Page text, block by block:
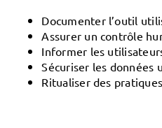
Documenter l’outil
Assurer un contrôle
Informer les
Sécuriser les données
Ritualiser des